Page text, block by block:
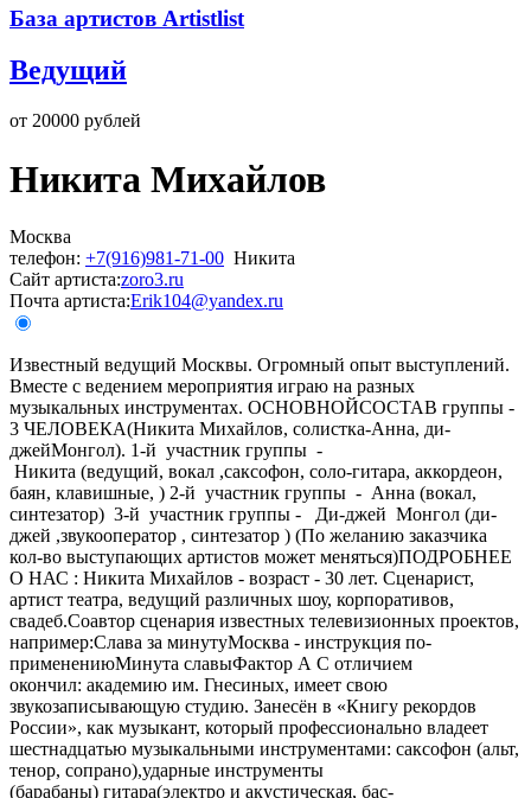
База артистов Artistlist
Ведущий
от 20000 рублей
Никита Михайлов
Москва
телефон: +7(916)981-71-00 Никита
Cайт артиста:zoro3.ru
Почта артиста:Erik104@yandex.ru
Известный ведущий Москвы. Огромный опыт выступлений.
Вместе с ведением мероприятия играю на разных
музыкальных инструментах. ОСНОВНОЙСОСТАВ группы -
3 ЧЕЛОВЕКА(Никита Михайлов, солистка-Анна, ди-
джейМонгол). 1-й участник группы -
Никита (ведущий, вокал ,саксофон, соло-гитара, аккордеон,
баян, клавишные, ) 2-й участник группы - Анна (вокал,
синтезатор) 3-й участник группы - Ди-джей Монгол (ди-
джей ,звукооператор , синтезатор ) (По желанию заказчика
кол-во выступающих артистов может меняться)ПОДРОБНЕЕ
О НАС : Никита Михайлов - возраст - 30 лет. Сценарист,
артист театра, ведущий различных шоу, корпоративов,
свадеб.Соавтор сценария известных телевизионных проектов,
например:Слава за минутуМосква - инструкция по-
применениюМинута славыФактор А С отличием
окончил: академию им. Гнесиных, имеет свою
звукозаписывающую студию. Занесён в «Книгу рекордов
России», как музыкант, который профессионально владеет
шестнадцатью музыкальными инструментами: саксофон (альт,
тенор, сопрано),ударные инструменты
(барабаны) гитара(электро и акустическая, бас-